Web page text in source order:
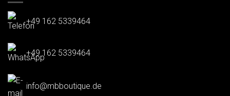
+49 162 5339464
+49 162 5339464
info@mbboutique.de